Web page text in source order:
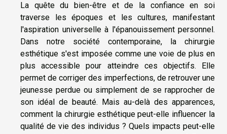
La quête du bien-être et de la confiance en soi
traverse les époques et les cultures, manifestant
l'aspiration universelle à l'épanouissement personnel.
Dans notre société contemporaine, la chirurgie
esthétique s'est imposée comme une voie de plus en
plus accessible pour atteindre ces objectifs. Elle
permet de corriger des imperfections, de retrouver une
jeunesse perdue ou simplement de se rapprocher de
son idéal de beauté. Mais au-delà des apparences,
comment la chirurgie esthétique peut-elle influencer la
qualité de vie des individus ? Quels impacts peut-elle